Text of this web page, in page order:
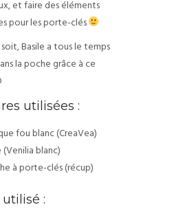
et faire des éléments
pour les porte-clés
Basile a tous le temps
la poche grâce à ce
utilisées :
fou blanc (CreaVea)
blanc)
à porte-clés (récup)
: